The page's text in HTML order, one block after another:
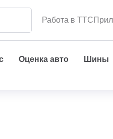
Работа в ТТС
Оценка авто Шины